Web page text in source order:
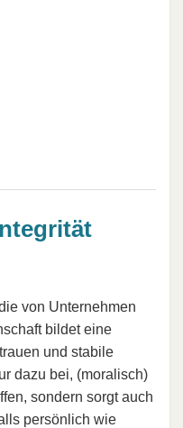
von Unternehmen
bildet eine
und stabile
dazu bei, (moralisch)
sondern sorgt auch
persönlich wie